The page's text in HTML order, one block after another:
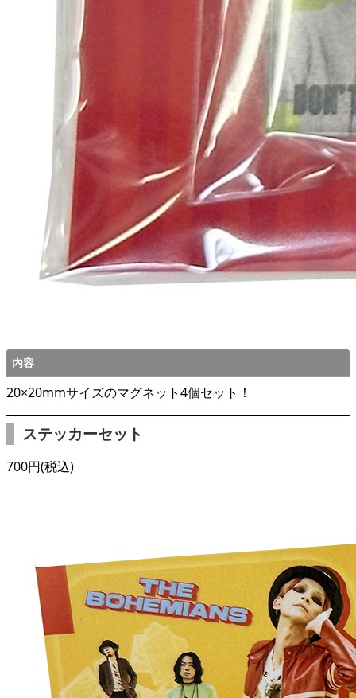
内容
20×20mmサイズのマグネット4個セット！
ステッカーセット
700円(税込)